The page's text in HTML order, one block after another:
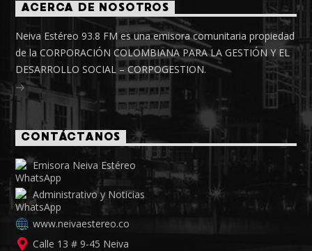
ACERCA DE NOSOTROS
Neiva Estéreo 93.8 FM es una emisora comunitaria propiedad
de la CORPORACIÓN COLOMBIANA PARA LA GESTIÓN Y EL
DESARROLLO SOCIAL – CORPOGESTION.
CONTÁCTANOS
Emisora Neiva Estéreo
Administrativo y Noticias
www.neivaestereo.co
Calle 13 # 9-45 Neiva